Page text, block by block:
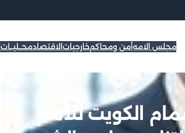
مجلس الامهأمن ومحاكمخارجيات الاقتصادمحــليــات
الكويت للأمم